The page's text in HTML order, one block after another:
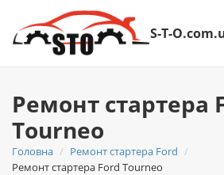
S-T-
Ремонт стартера
Tourneo
Головна
Ремонт стартера Ford
Ремонт стартера Ford Tourneo